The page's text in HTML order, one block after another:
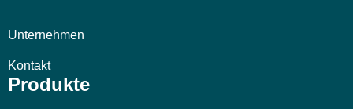
Unternehmen
Kontakt
Produkte